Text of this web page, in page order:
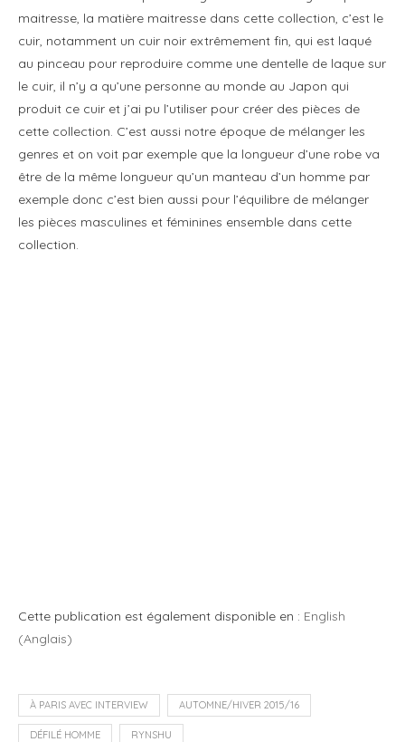
maitresse, la matière maitresse dans cette collection, c’est le
cuir, notamment un cuir noir extrêmement fin, qui est laqué
au pinceau pour reproduire comme une dentelle de laque sur
le cuir, il n’y a qu’une personne au monde au Japon qui
produit ce cuir et j’ai pu l’utiliser pour créer des pièces de
cette collection. C’est aussi notre époque de mélanger les
genres et on voit par exemple que la longueur d’une robe va
être de la même longueur qu’un manteau d’un homme par
exemple donc c’est bien aussi pour l’équilibre de mélanger
les pièces masculines et féminines ensemble dans cette
collection.
Cette publication est également disponible en : English
(Anglais)
À PARIS AVEC INTERVIEW AUTOMNE/HIVER 2015/16
DÉFILÉ HOMME RYNSHU